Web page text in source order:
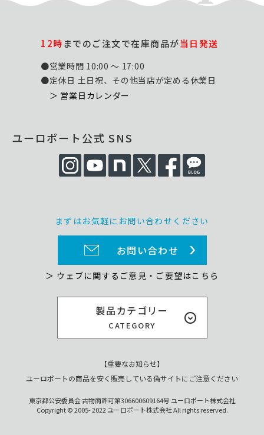
製品カテゴリー
CATEGORY
12時までのご注文で在庫商品が当日発送
●営業時間 10:00 ～ 17:00
●定休日 土日祝、その他当店が定める休業日
＞ 営業日カレンダー
ユーロポート公式 SNS
まずはお気軽にお問い合わせください
お問い合わせ
＞ ウェブに関するご意見・ご要望はこちら
【重要なお知らせ】
ユーロポートの商品を安く販売している偽サイトにご注意ください
東京都公安委員会 古物商許可第306600609164号 ユーロポート株式会社
Copyright © 2005- 2022 ユーロポート株式会社 All rights reserved.